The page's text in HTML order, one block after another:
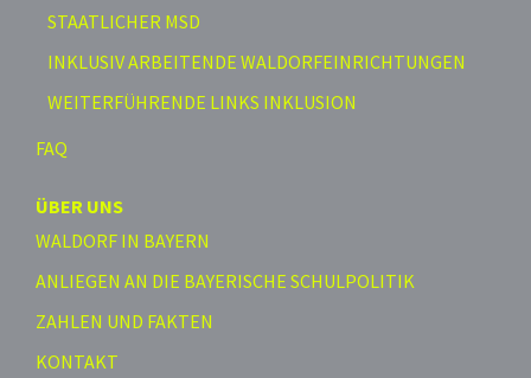
STAATLICHER MSD
INKLUSIV ARBEITENDE WALDORFEINRICHTUNGEN
WEITERFÜHRENDE LINKS INKLUSION
FAQ
ÜBER UNS
WALDORF IN BAYERN
ANLIEGEN AN DIE BAYERISCHE SCHULPOLITIK
ZAHLEN UND FAKTEN
KONTAKT